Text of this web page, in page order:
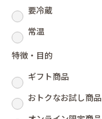
要冷蔵
常温
特徴・目的
ギフト商品
おトクなお試し商品